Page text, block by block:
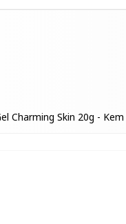
Charming Skin 20g -